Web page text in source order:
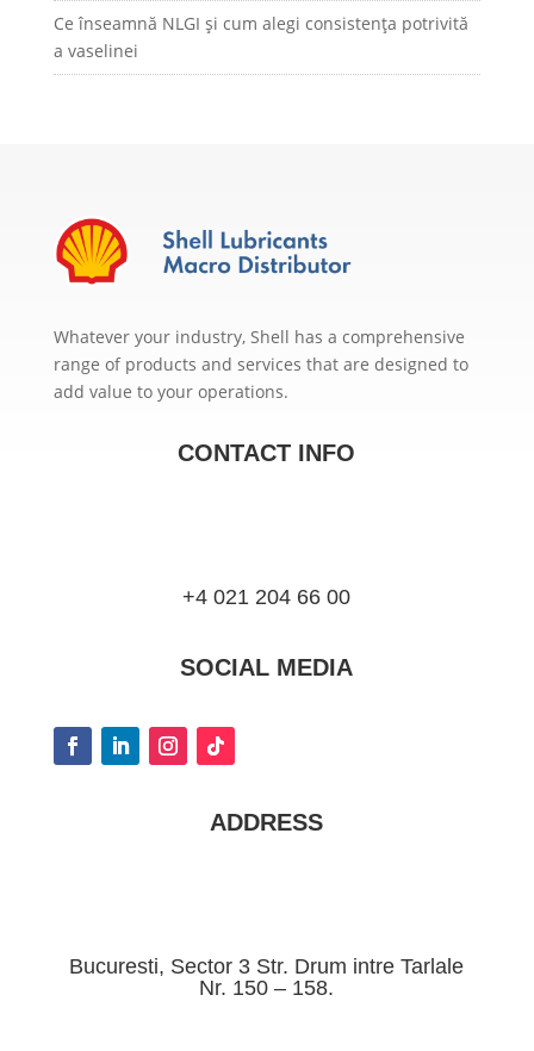
Ce înseamnă NLGI și cum alegi consistența potrivită
a vaselinei
Whatever your industry, Shell has a comprehensive
range of products and services that are designed to
add value to your operations.
CONTACT INFO
+4 021 204 66 00
SOCIAL MEDIA
ADDRESS
Bucuresti, Sector 3 Str. Drum intre Tarlale
Nr. 150 – 158.